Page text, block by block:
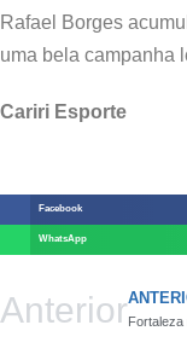
Rafael Borges
uma bela campanha
Cariri Esporte
Facebook
WhatsApp
AnteriorFortaleza